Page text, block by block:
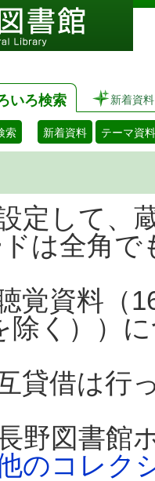
いろ検索 新着資料
索 新着資料 テーマ資料
定して、
は全角
覚資料（
除く））
貸借は行
野図書館
のコレク